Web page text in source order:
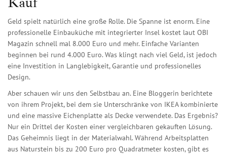
Geld spielt natürlich eine große Rolle. Die Spanne ist enorm. Eine
professionelle Einbauküche mit integrierter Insel kostet laut OBI
Magazin schnell mal 8.000 Euro und mehr. Einfache Varianten
beginnen bei rund 4.000 Euro. Was klingt nach viel Geld, ist jedoch
eine Investition in Langlebigkeit, Garantie und professionelles
Design.
Aber schauen wir uns den Selbstbau an. Eine Bloggerin berichtete
von ihrem Projekt, bei dem sie Unterschränke von IKEAkombinierte
und eine massive Eichenplatte als Decke verwendete. Das Ergebnis?
Nur ein Drittel der Kosten einer vergleichbaren gekauften Lösung.
Das Geheimnis liegt in der Materialwahl. Während Arbeitsplatten
aus Naturstein bis zu 200 Euro pro Quadratmeter kosten, gibt es